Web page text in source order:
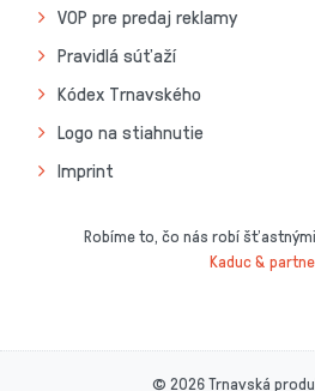
VOP pre predaj reklamy
Pravidlá súťaží
Kódex Trnavského
Logo na stiahnutie
Imprint
Robíme to, čo nás robí
Kaduc &
© 2026 Trnavská